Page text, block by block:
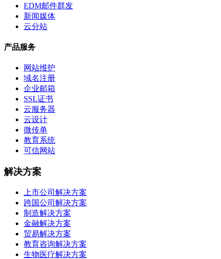
EDM邮件群发
新闻媒体
云分站
产品服务
网站维护
域名注册
企业邮箱
SSL证书
云服务器
云设计
微传单
教育系统
可信网站
解决方案
上市公司解决方案
跨国公司解决方案
制造解决方案
金融解决方案
贸易解决方案
教育咨询解决方案
生物医疗解决方案